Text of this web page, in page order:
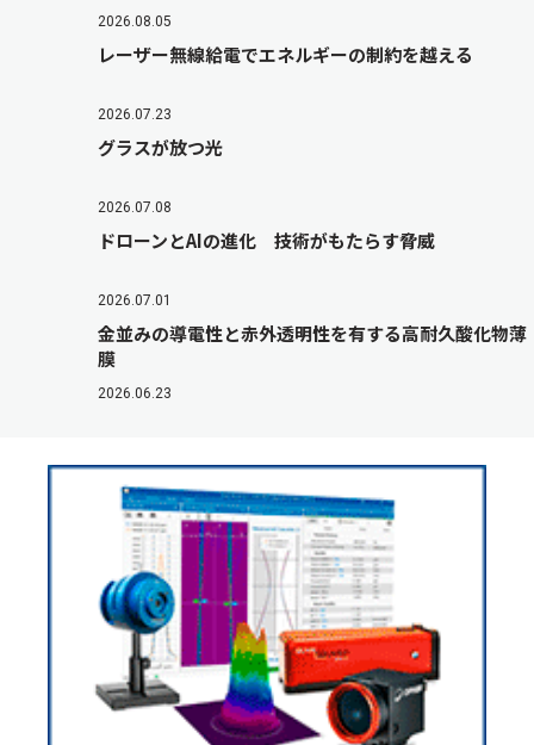
2026.08.05
レーザー無線給電でエネルギーの制約を越える
2026.07.23
グラスが放つ光
2026.07.08
ドローンとAIの進化 技術がもたらす脅威
2026.07.01
金並みの導電性と赤外透明性を有する高耐久酸化物薄
膜
2026.06.23